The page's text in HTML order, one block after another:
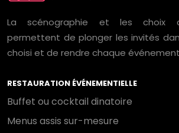
La scénographie et les choix
permettent de plonger les invités
choisi et de rendre chaque
RESTAURATION ÉVÉNEMENTIELLE
Buffet ou cocktail dinatoire
Menus assis sur-mesure